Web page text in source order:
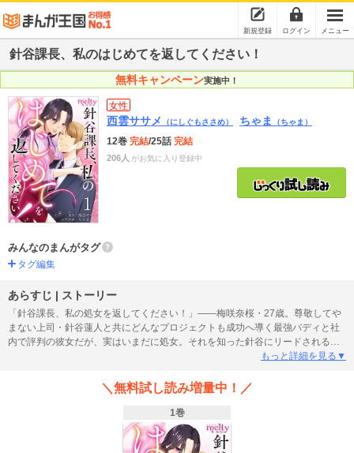
新規登録 ログイン メニュー
針谷課長、私のはじめてを返してください！
無料キャンペーン実施中！
女性
西雲ササメ （にしぐもささめ） ちゃま （ちゃま）
12巻 完結/25話完結
206人 がお気に入り登録中
みんなのまんがタグ
タグ編集
あらすじ | ストーリー
「針谷課長、私の処女を返してください！」――梅咲奈桜・27歳。尊敬してや
まない上司・針谷蓮人と共にどんなプロジェクトも成功へ導く最強バディと社
内で評判の彼女だが、実はいまだに処女。それを知った針谷にリードされるま
ま初めてを捧げることになるが、とある理由から後日、処女を返してくれと針
イケメン上司×恋愛音痴女子のオフィスラブコメ！
もっと詳細を見る▼
＼無料試し読み増量中！／
1巻